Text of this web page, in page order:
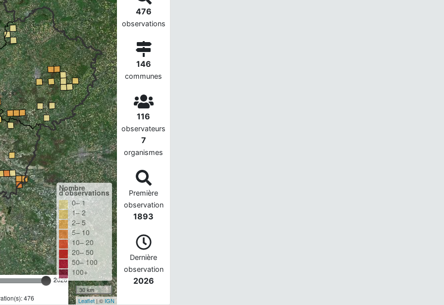
2026
476
Nombre
d'observations
0– 1
1– 2
2– 5
5– 10
10– 20
20– 50
50– 100
100+
30 km
Leaflet| © IGN
476
observations
146
communes
116
observateurs
7
organismes
Première
observation
1893
Dernière
observation
2026